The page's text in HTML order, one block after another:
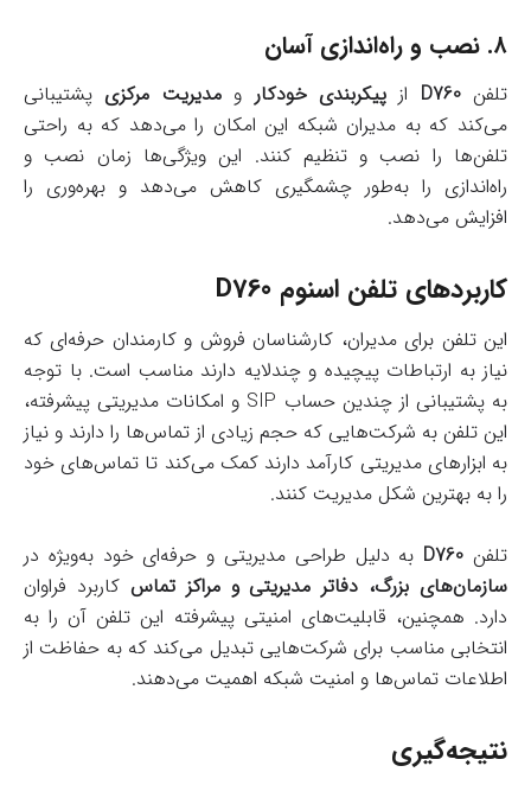
۸. نصب و راه‌اندازی آسان
تلفنD760 ازپیکربندی خودکار ومدیریت مرکزیپشتیبانی
می‌کند که به مدیران شبکه این امکان را می‌دهد که به راحتی
تلفن‌ها را نصب و تنظیم کنند. این ویژگی‌ها زمان نصب و
راه‌اندازی را به‌طور چشمگیری کاهش می‌دهد و بهره‌وری را
افزایش می‌دهد.
کاربردهای تلفن اسنوم D760
این تلفن برای مدیران، کارشناسان فروش و کارمندان حرفه‌ای که
نیاز به ارتباطات پیچیده و چندلایه دارند مناسب است. با توجه
به پشتیبانی از چندین حساب SIP و امکانات مدیریتی پیشرفته،
این تلفن به شرکت‌هایی که حجم زیادی از تماس‌ها را دارند و نیاز
به ابزارهای مدیریتی کارآمد دارند کمک می‌کند تا تماس‌های خود
را به بهترین شکل مدیریت کنند.
تلفن D760 به دلیل طراحی مدیریتی و حرفه‌ای خود به‌ویژه در
سازمان‌های بزرگ، دفاتر مدیریتی و مراکز تماس کاربرد فراوان
دارد. همچنین، قابلیت‌های امنیتی پیشرفته این تلفن آن را به
انتخابی مناسب برای شرکت‌هایی تبدیل می‌کند که به حفاظت از
اطلاعات تماس‌ها و امنیت شبکه اهمیت می‌دهند.
نتیجه‌گیری